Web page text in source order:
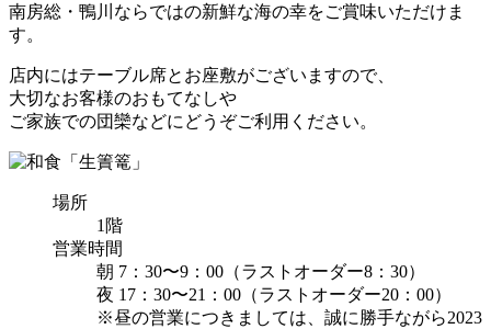
南房総・鴨川ならではの新鮮な海の幸をご賞味いただけま
す。
店内にはテーブル席とお座敷がございますので、
大切なお客様のおもてなしや
ご家族での団欒などにどうぞご利用ください。
場所
1階
営業時間
朝 7：30〜9：00（ラストオーダー8：30）
夜 17：30〜21：00（ラストオーダー20：00）
※昼の営業につきましては、誠に勝手ながら2023